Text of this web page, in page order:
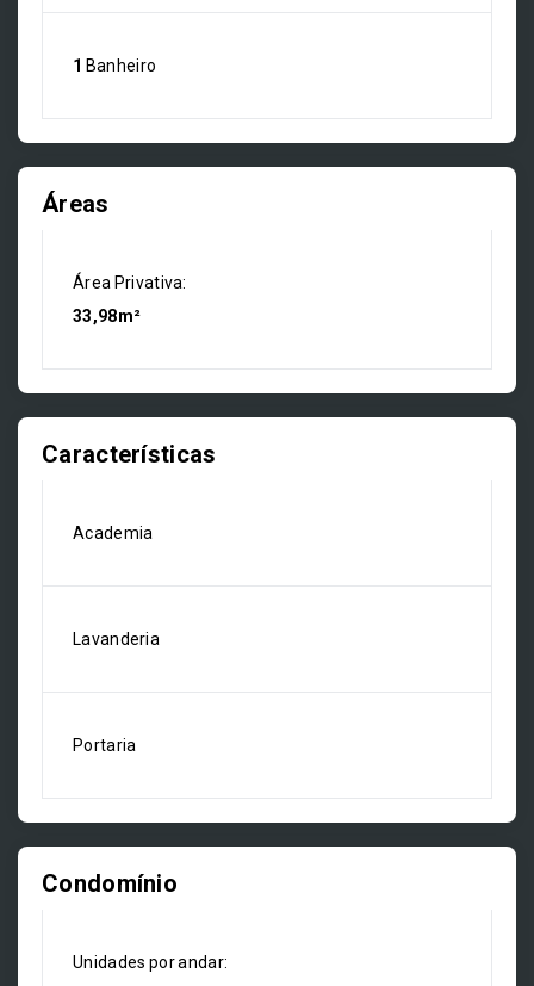
1 Banheiro
Áreas
Área Privativa:
33,98m²
Características
Academia
Lavanderia
Portaria
Condomínio
Unidades por andar: